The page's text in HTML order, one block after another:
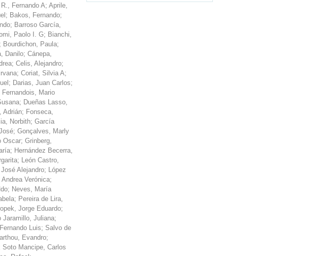
Fernando A; Aprile,
; Bakos, Fernando;
; Barroso García,
Paolo I. G; Bianchi,
; Bourdichon, Paula;
Danilo; Cánepa,
; Celis, Alejandro;
; Coriat, Silvia A;
; Darias, Juan Carlos;
Fernandois, Mario
; Dueñas Lasso,
Adrián; Fonseca,
Norbith; García
; Gonçalves, Marly
Oscar; Grinberg,
; Hernández Becerra,
; León Castro,
Alejandro; López
Andrea Verónica;
; Neves, María
; Pereira de Lira,
Jorge Eduardo;
Jaramillo, Juliana;
Luis; Salvo de
Evandro;
Soto Mancipe, Carlos